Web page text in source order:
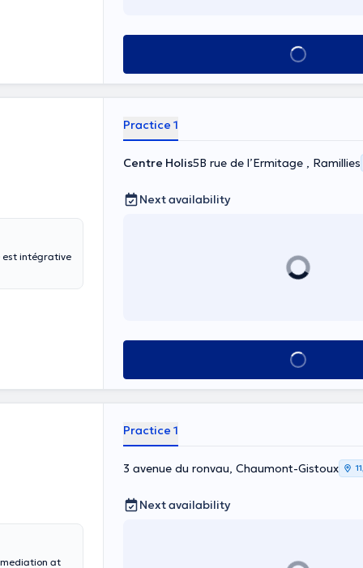
See all
est intégrative
Practice 1
Centre Holis5B rue de l’Ermitage , Ramillies
Next availability
See all
at
Practice 1
3 avenue du ronvau, Chaumont-Gistoux
Next availability